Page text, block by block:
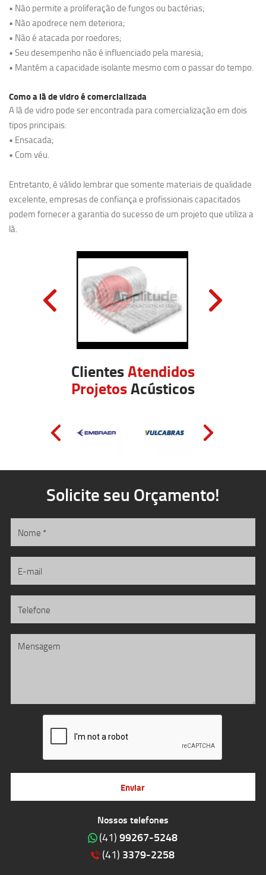
• Não permite a proliferação de fungos ou bactérias;
• Não apodrece nem deteriora;
• Não é atacada por roedores;
• Seu desempenho não é influenciado pela maresia;
• Mantém a capacidade isolante mesmo com o passar do tempo.
Como a lã de vidro é comercializada
A lã de vidro pode ser encontrada para comercialização em dois
tipos principais:
• Ensacada;
• Com véu.
Entretanto, é válido lembrar que somente materiais de qualidade
excelente, empresas de confiança e profissionais capacitados
podem fornecer a garantia do sucesso de um projeto que utiliza a
lã.
ClientesAtendidos
ProjetosAcústicos
Nossos telefones
(41) 99267-5248
(41) 3379-2258
Solicite seu Orçamento!
Enviar